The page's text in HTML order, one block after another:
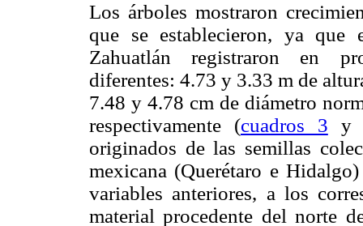
Los árboles mostraron
que se establecieron, ya que
Zahuatlán registraron en
diferentes: 4.73 y 3.33 m de
7.48 y 4.78 cm de diámetro
respectivamente (cuadros 3
originados de las semillas
mexicana (Querétaro e
variables anteriores, a los
material procedente del norte